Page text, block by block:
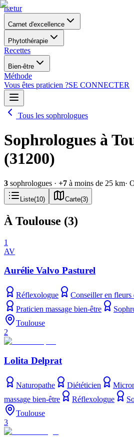
nætur
Carnet d'excellence
Phytothérapie
Recettes
Bien-être
Méthode
Vous êtes praticien ?SE CONNECTER
Tous les sophrologues
Sophrologues à
(31200)
3 sophrologues · +7 à moins de 25 km·
Liste(10) Carte(3)
À Toulouse (3)
1
AV
Aurélie Valvo Pasturel
Réflexologue Conseiller en fleurs
Praticien massage bien-être
Toulouse
2
Lolita Delprat
Naturopathe Diététicien
massage bien-être
Réflexologue
Toulouse
3